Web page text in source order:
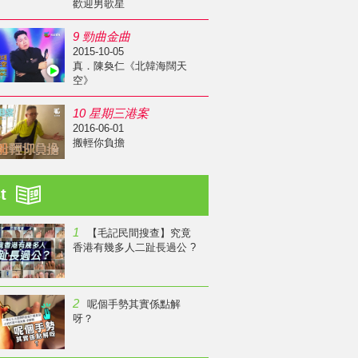
歡迎男歌星
9 勁曲金曲
2015-10-05
真．陳奐仁《北韓海闊天
空》
10 星期三港案
2016-06-01
搬輕你負擔
1
【毛記民間搜查】究竟
香港有幾多人二趾長過公 ?
2
呢個手勢其實係點解
呀？